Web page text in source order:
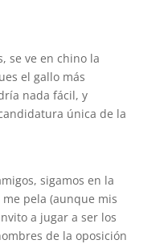
se ve en chino la
el gallo más
nada fácil, y
única de la
sigamos en la
pela (aunque mis
a jugar a ser los
de la oposición